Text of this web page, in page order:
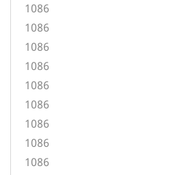
1086
1086
1086
1086
1086
1086
1086
1086
1086